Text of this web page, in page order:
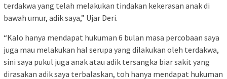
terdakwa yang telah melakukan tindakan kekerasan anak di
bawah umur, adik saya,” Ujar Deri.
“Kalo hanya mendapat hukuman 6 bulan masa percobaan saya
juga mau melakukan hal serupa yang dilakukan oleh terdakwa,
sini saya pukul juga anak atau adik tersangka biar sakit yang
dirasakan adik saya terbalaskan, toh hanya mendapat hukuman